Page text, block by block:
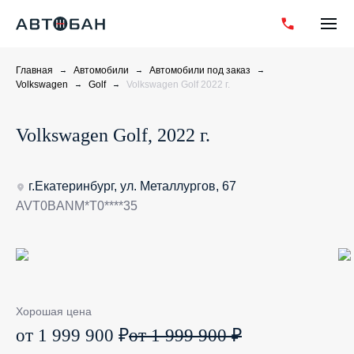
Главная Автомобили
Автомобили под заказ
Volkswagen
Golf Volkswagen Golf 2022 г.
Volkswagen Golf, 2022 г.
г.Екатеринбург, ул. Металлургов, 67
AVT0BANM*T0****35
Хорошая цена
от 1 999 900 ₽от 1 999 900 ₽